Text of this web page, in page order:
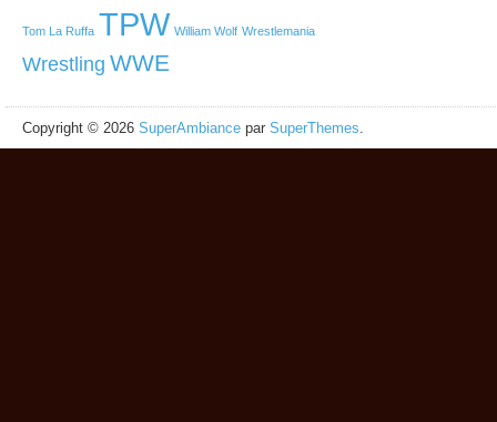
Tom La Ruffa TPW William Wolf Wrestlemania
Wrestling WWE
Copyright © 2026 SuperAmbiance par SuperThemes